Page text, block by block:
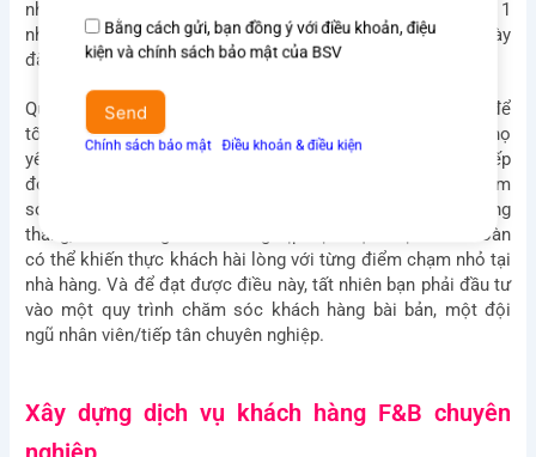
nhà hàng được ưu đãi đặc biệt nhân dịp sinh nhật hay chọn 1
nhà hàng không có 1 chương trình chăm sóc nào vào ngày
đặc biệt của mình?
Quan tâm khách hàng, chú trọng vào dịch vụ khách hàng để
tối ưu hóa trải nghiệm của khách – đó chính là tiền đề để họ
yêu mến và quay lại với nhà hàng của bạn vào những lần tiếp
đó. Từ khâu mở cửa đón tiếp, order món ăn đến khâu chăm
sóc khách thông qua các cuộc gọi, tin nhắn ưu đãi hàng
tháng, chúc mừng nhân những dịp đặc biệt… bạn hoàn toàn
có thể khiến thực khách hài lòng với từng điểm chạm nhỏ tại
nhà hàng. Và để đạt được điều này, tất nhiên bạn phải đầu tư
vào một quy trình chăm sóc khách hàng bài bản, một đội
ngũ nhân viên/tiếp tân chuyên nghiệp.
Xây dựng dịch vụ khách hàng F&B chuyên
Đồng
điều
khoản
&
Bằng cách gửi, bạn đồng ý với điều khoản, điệu
kiện và chính sách bảo mật của BSV
Send